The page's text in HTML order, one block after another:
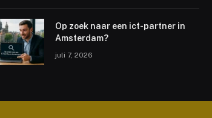
Op zoek naar een ict-partner in
Amsterdam?
juli 7, 2026